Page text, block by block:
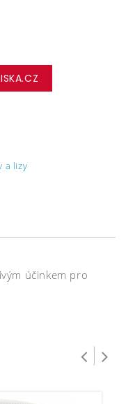
a lizy
účinkem pro